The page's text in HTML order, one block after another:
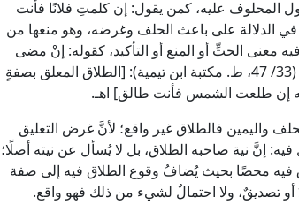
المحلوف عليه، كمن يقول: إن كلمتِ فلانًا فأنت
الدلالة على باعث الحلف وغرضه، وهو منعها من
معنى الحثِّ أو المنع أو التأكيد، كقوله: إنْ مضى
الشهر فأنت طالق، أو كما يعبر ابن تيمية في "مجموع الفتاوى" (33/ 47، ط. مكتبة ابن تيمية): [الطلاق المعلق بصفةٍ
إن طلعت الشمس فأنت طالق] اهـ.
واليمين فالطلاق غير واقع؛ لأنَّ غرض التعليق
فيه: إنَّ نية صاحبه الطلاق، بل لا يُسأل عن نيته أصلًا؛
فيه محضًا بحيث يُضافُ وقوع الطلاق فيه إلى صفة
تصديقٌ، ولا احتمالٌ لشيء من ذلك فهو واقع.